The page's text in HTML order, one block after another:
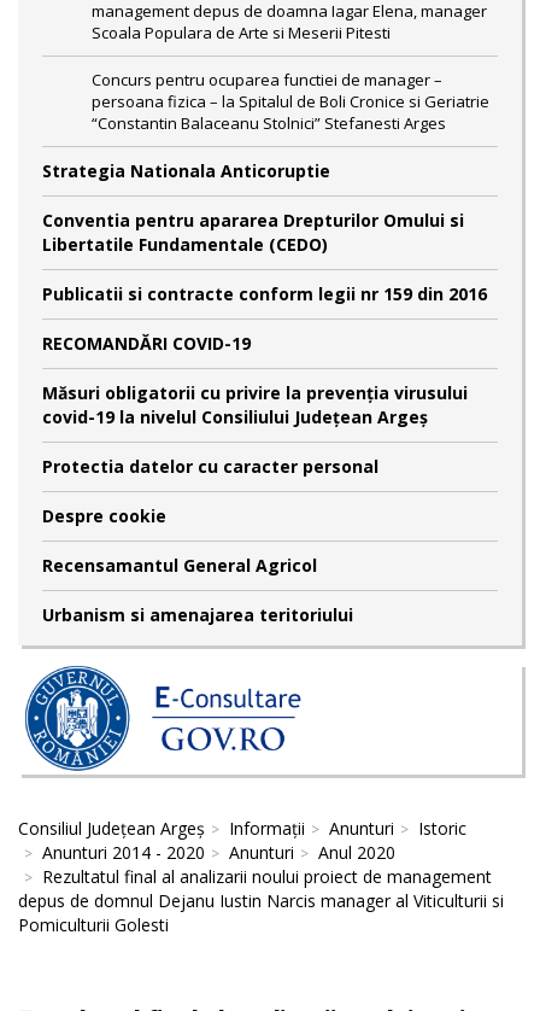
management depus de doamna Iagar Elena, manager
Scoala Populara de Arte si Meserii Pitesti
Concurs pentru ocuparea functiei de manager –
persoana fizica – la Spitalul de Boli Cronice si Geriatrie
“Constantin Balaceanu Stolnici” Stefanesti Arges
Strategia Nationala Anticoruptie
Conventia pentru apararea Drepturilor Omului si
Libertatile Fundamentale (CEDO)
Publicatii si contracte conform legii nr 159 din 2016
RECOMANDĂRI COVID-19
Măsuri obligatorii cu privire la prevenția virusului
covid-19 la nivelul Consiliului Județean Argeș
Protectia datelor cu caracter personal
Despre cookie
Recensamantul General Agricol
Urbanism si amenajarea teritoriului
Consiliul Județean Argeș Informații Anunturi
Istoric
Anunturi 2014 - 2020
Anunturi
Anul 2020
Rezultatul final al analizarii noului proiect de management
depus de domnul Dejanu Iustin Narcis manager al Viticulturii si
Pomiculturii Golesti